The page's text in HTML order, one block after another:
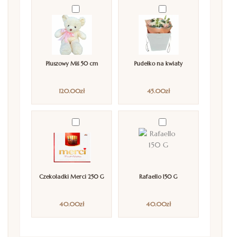
Pluszowy Miś 50 cm
120.00zł
Pudełko na kwiaty
45.00zł
Czekoladki Merci 250 G
40.00zł
Rafaello 150 G
40.00zł